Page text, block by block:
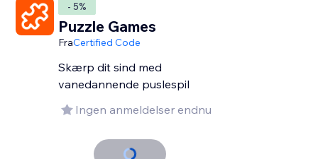
- 5%
Puzzle Games
FraCertified Code
Skærp dit sind med
vanedannende puslespil
Ingen anmeldelser endnu